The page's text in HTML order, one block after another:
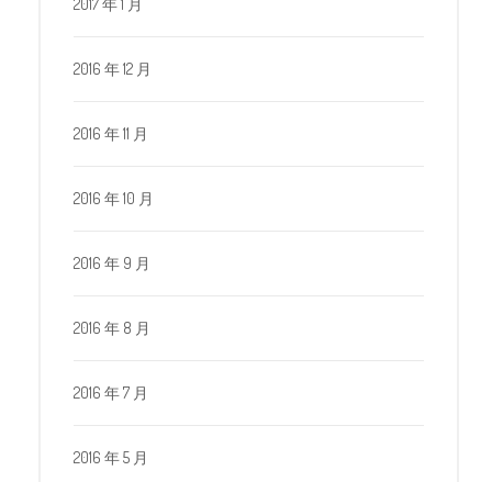
2017 年 1 月
2016 年 12 月
2016 年 11 月
2016 年 10 月
2016 年 9 月
2016 年 8 月
2016 年 7 月
2016 年 5 月